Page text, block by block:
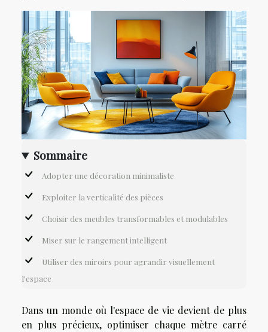
Sommaire
Adopter une décoration minimaliste
Exploiter la verticalité des pièces
Choisir des meubles transformables et modulables
Miser sur le rangement intelligent
Utiliser des miroirs pour agrandir visuellement
l'espace
Dans un monde où l'espace de vie devient de plus
en plus précieux, optimiser chaque mètre carré